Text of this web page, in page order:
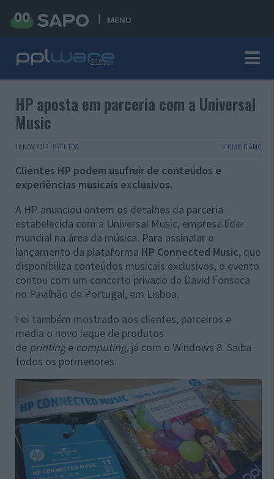
MENU
HP aposta em parceria com a Universal
Music
16 NOV 2012 · EVENTOS 1 COMENTÁRIO
Clientes HP podem usufruir de conteúdos e
experiências musicais exclusivos.
A HP anunciou ontem os detalhes da parceria
estabelecida com a Universal Music, empresa líder
mundial na área da música. Para assinalar o
lançamento da plataforma HP Connected Music, que
disponibiliza conteúdos musicais exclusivos, o evento
contou com um concerto privado de David Fonseca
no Pavilhão de Portugal, em Lisboa.
Foi também mostrado aos clientes, parceiros e
media o novo leque de produtos
de printinge computing, já com o Windows 8. Saiba
todos os pormenores.